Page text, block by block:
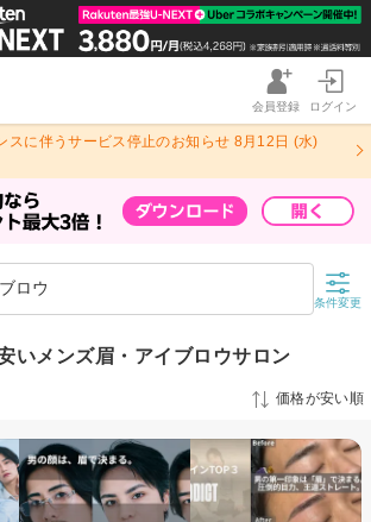
会員登録 ログイン
スに伴うサービス停止のお知らせ 8月12日 (水)
ロウ
条件変更
いメンズ眉・アイブロウサロン
価格が安い順